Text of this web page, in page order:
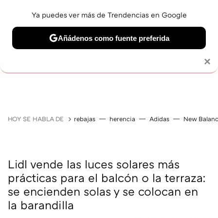
OFERTAS EN
HOY SE HABLA DE rebajas herencia Adidas New
Lidl vende las luces solares más
prácticas para el balcón o la terraza:
se encienden solas y se colocan en
la barandilla
×
Ya puedes ver más de Trendencias en Google
Añádenos como fuente preferida